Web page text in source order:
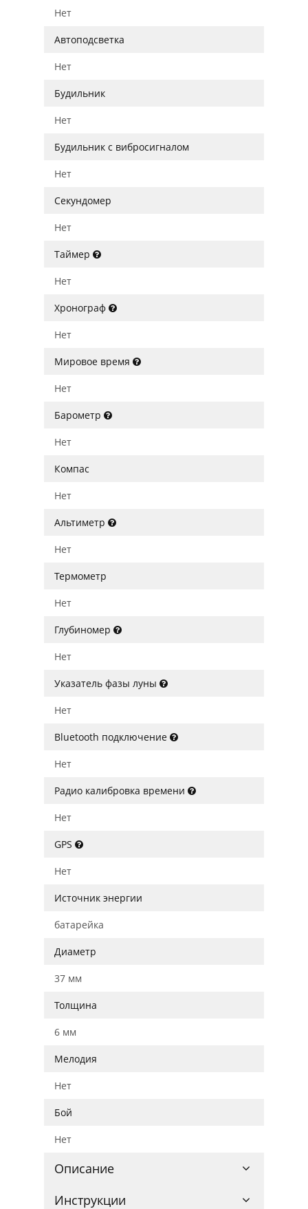
Нет
Автоподсветка
Нет
Будильник
Нет
Будильник с вибросигналом
Нет
Секундомер
Нет
Таймер
Нет
Хронограф
Нет
Мировое время
Нет
Барометр
Нет
Компас
Нет
Альтиметр
Нет
Термометр
Нет
Глубиномер
Нет
Указатель фазы луны
Нет
Bluetooth подключение
Нет
Радио калибровка времени
Нет
GPS
Нет
Источник энергии
батарейка
Диаметр
37 мм
Толщина
6 мм
Мелодия
Нет
Бой
Нет
Описание
Инструкции